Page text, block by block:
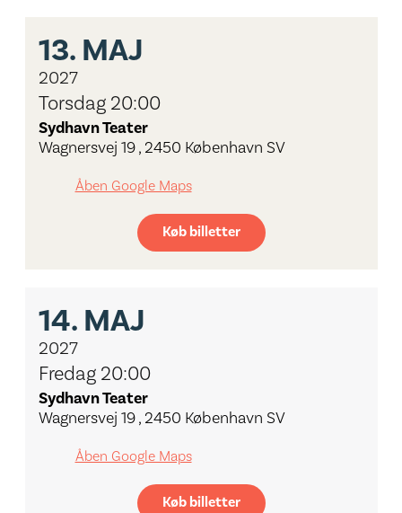
13. MAJ
2027
Torsdag 20:00
Sydhavn Teater
Wagnersvej 19 , 2450 København SV
Åben Google Maps
Køb billetter
14. MAJ
2027
Fredag 20:00
Sydhavn Teater
Wagnersvej 19 , 2450 København SV
Åben Google Maps
Køb billetter